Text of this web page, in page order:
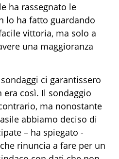
ha rassegnato le
lo ha fatto guardando
vittoria, ma solo a
una maggioranza
ci garantissero
così. Il sondaggio
ma nonostante
abbiamo deciso di
– ha spiegato -
rinuncia a fare per un